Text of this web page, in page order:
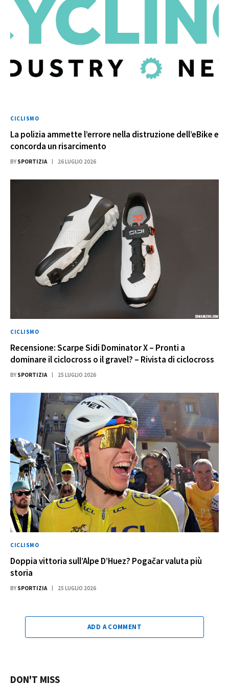
CICLISMO
La polizia ammette l’errore nella distruzione dell’eBike e
concorda un risarcimento
BY SPORTIZIA 26 LUGLIO 2026
CICLISMO
Recensione: Scarpe Sidi Dominator X – Pronti a
dominare il ciclocross o il gravel? – Rivista di ciclocross
BY SPORTIZIA 25 LUGLIO 2026
CICLISMO
Doppia vittoria sull’Alpe D’Huez? Pogačar valuta più
storia
BY SPORTIZIA 25 LUGLIO 2026
ADD A COMMENT
DON'T MISS